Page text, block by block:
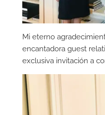
Mi eterno
encantadora guest
exclusiva invitación a